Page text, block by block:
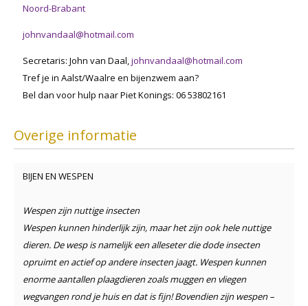
Noord-Brabant
johnvandaal@hotmail.com
Secretaris: John van Daal, johnvandaal@hotmail.com
Tref je in Aalst/Waalre en bijenzwem aan?
Bel dan voor hulp naar Piet Konings: 06 53802161
Overige informatie
BIJEN EN WESPEN
Wespen zijn nuttige insecten
Wespen kunnen hinderlijk zijn, maar het zijn ook hele nuttige
dieren. De wesp is namelijk een alleseter die dode insecten
opruimt en actief op andere insecten jaagt. Wespen kunnen
enorme aantallen plaagdieren zoals muggen en vliegen
wegvangen rond je huis en dat is fijn! Bovendien zijn wespen –